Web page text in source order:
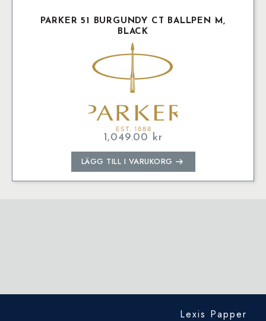
PARKER 51 BURGUNDY CT BALLPEN M,
BLACK
1,049.00 kr
LÄGG TILL I VARUKORG
Lexis Papper